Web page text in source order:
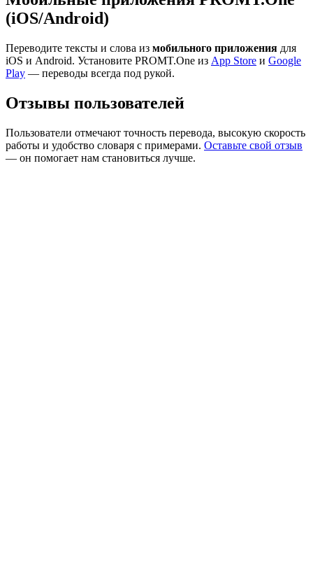
(iOS/Android)
Переводите тексты и слова из мобильного приложения для
iOS и Android. Установите PROMT.One из App Store и Google
Play — переводы всегда под рукой.
Отзывы пользователей
Пользователи отмечают точность перевода, высокую скорость
работы и удобство словаря с примерами. Оставьте свой отзыв
— он помогает нам становиться лучше.